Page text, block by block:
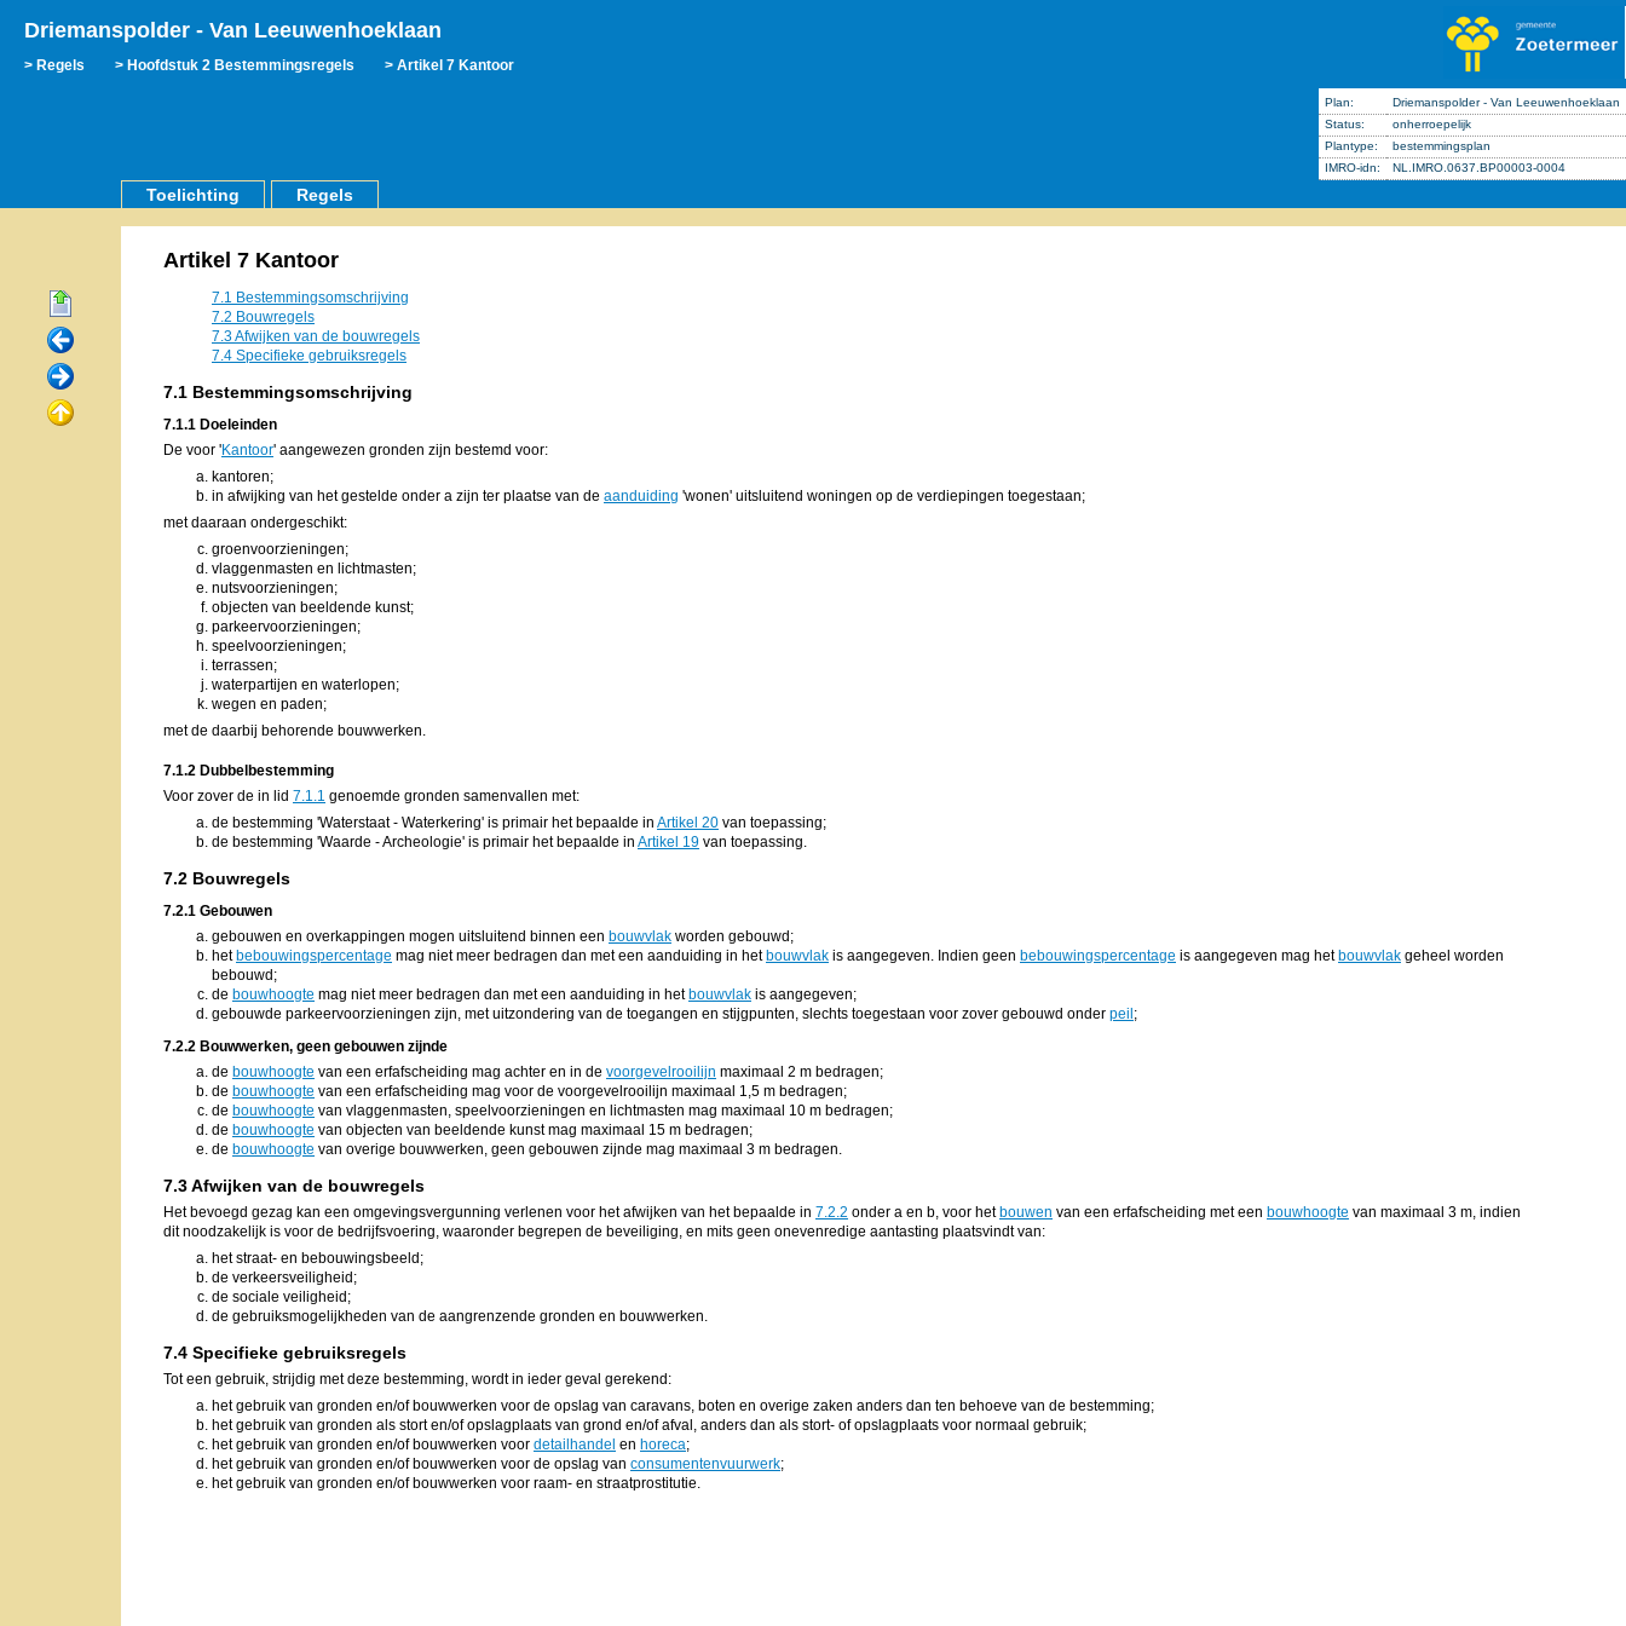
Driemanspolder - Van Leeuwenhoeklaan
Regels Hoofdstuk 2 Bestemmingsregels Artikel 7 Kantoor
Plan:
Driemanspolder - Van Leeuwenhoeklaan
Status:
onherroepelijk
Plantype:
bestemmingsplan
IMRO-idn:
NL.IMRO.0637.BP00003-0004
Toelichting Regels
Artikel 7 Kantoor
7.1 Bestemmingsomschrijving
7.2 Bouwregels
7.3 Afwijken van de bouwregels
7.4 Specifieke gebruiksregels
7.1 Bestemmingsomschrijving
7.1.1 Doeleinden
De voor 'Kantoor' aangewezen gronden zijn bestemd voor:
kantoren;
in afwijking van het gestelde onder a zijn ter plaatse van de aanduiding 'wonen' uitsluitend woningen op de verdiepingen toegestaan;
met daaraan ondergeschikt:
groenvoorzieningen;
vlaggenmasten en lichtmasten;
nutsvoorzieningen;
objecten van beeldende kunst;
parkeervoorzieningen;
speelvoorzieningen;
terrassen;
waterpartijen en waterlopen;
wegen en paden;
met de daarbij behorende bouwwerken.
7.1.2 Dubbelbestemming
Voor zover de in lid 7.1.1 genoemde gronden samenvallen met:
de bestemming 'Waterstaat - Waterkering' is primair het bepaalde in Artikel 20 van toepassing;
de bestemming 'Waarde - Archeologie' is primair het bepaalde in Artikel 19 van toepassing.
7.2 Bouwregels
7.2.1 Gebouwen
gebouwen en overkappingen mogen uitsluitend binnen een bouwvlak worden gebouwd;
het bebouwingspercentage mag niet meer bedragen dan met een aanduiding in het bouwvlak is aangegeven. Indien geen bebouwingspercentage is aangegeven mag het bouwvlak geheel worden
bebouwd;
de bouwhoogte mag niet meer bedragen dan met een aanduiding in het bouwvlak is aangegeven;
gebouwde parkeervoorzieningen zijn, met uitzondering van de toegangen en stijgpunten, slechts toegestaan voor zover gebouwd onder peil ;
7.2.2 Bouwwerken, geen gebouwen zijnde
de bouwhoogte van een erfafscheiding mag achter en in de voorgevelrooilijn maximaal 2 m bedragen;
de bouwhoogte van een erfafscheiding mag voor de voorgevelrooilijn maximaal 1,5 m bedragen;
de bouwhoogte van vlaggenmasten, speelvoorzieningen en lichtmasten mag maximaal 10 m bedragen;
de bouwhoogte van objecten van beeldende kunst mag maximaal 15 m bedragen;
de bouwhoogte van overige bouwwerken, geen gebouwen zijnde mag maximaal 3 m bedragen.
7.3 Afwijken van de bouwregels
Het bevoegd gezag kan een omgevingsvergunning verlenen voor het afwijken van het bepaalde in 7.2.2 onder a en b, voor het bouwen van een erfafscheiding met een bouwhoogte van maximaal 3 m, indien
dit noodzakelijk is voor de bedrijfsvoering, waaronder begrepen de beveiliging, en mits geen onevenredige aantasting plaatsvindt van:
het straat- en bebouwingsbeeld;
de verkeersveiligheid;
de sociale veiligheid;
de gebruiksmogelijkheden van de aangrenzende gronden en bouwwerken.
7.4 Specifieke gebruiksregels
Tot een gebruik, strijdig met deze bestemming, wordt in ieder geval gerekend:
het gebruik van gronden en/of bouwwerken voor de opslag van caravans, boten en overige zaken anders dan ten behoeve van de bestemming;
het gebruik van gronden als stort en/of opslagplaats van grond en/of afval, anders dan als stort- of opslagplaats voor normaal gebruik;
het gebruik van gronden en/of bouwwerken voor detailhandel en horeca;
het gebruik van gronden en/of bouwwerken voor de opslag van consumentenvuurwerk;
het gebruik van gronden en/of bouwwerken voor raam- en straatprostitutie.